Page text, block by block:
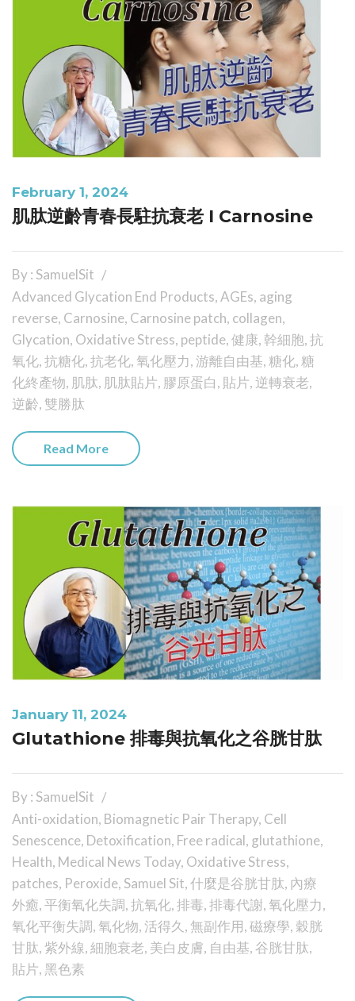
February 1, 2024
肌肽逆齡青春長駐抗衰老 I Carnosine
By : SamuelSit
Advanced Glycation End Products,AGEs, aging
reverse, Carnosine, Carnosine patch, collagen,
Glycation, Oxidative Stress, peptide,健康, 幹細胞,抗
氧化,抗糖化,抗老化,氧化壓力, 游離自由基,糖化,糖
化終產物, 肌肽, 肌肽貼片, 膠原蛋白, 貼片,逆轉衰老,
逆齡, 雙勝肽
Read More
January 11, 2024
Glutathione 排毒與抗氧化之谷胱甘肽
By : SamuelSit
Anti-oxidation, Biomagnetic Pair Therapy, Cell
Senescence, Detoxification, Free radical, glutathione,
Health, Medical News Today, Oxidative Stress,
patches, Peroxide, Samuel Sit,什麼是谷胱甘肽, 內療
外癒,平衡氧化失調,抗氧化,排毒,排毒代謝,氧化壓力,
氧化平衡失調,氧化物, 活得久 , 無副作用,磁療學, 穀胱
甘肽,紫外線,細胞衰老, 美白皮膚, 自由基,谷胱甘肽,
貼片,黑色素